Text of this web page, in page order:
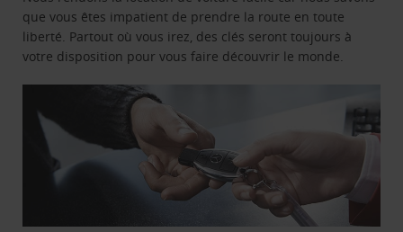
que vous êtes impatient de prendre la route en toute
liberté. Partout où vous irez, des clés seront toujours à
votre disposition pour vous faire découvrir le monde.